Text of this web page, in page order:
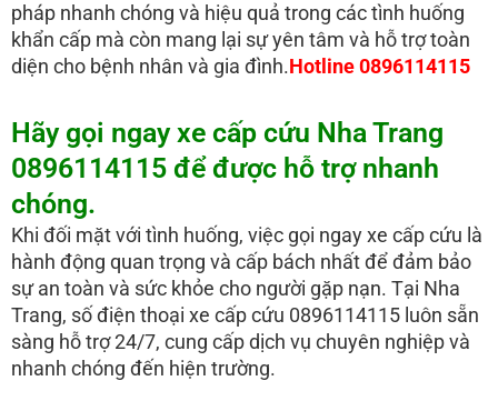
pháp nhanh chóng và hiệu quả trong các tình huống
khẩn cấp mà còn mang lại sự yên tâm và hỗ trợ toàn
diện cho bệnh nhân và gia đình.Hotline 0896114115
Hãy gọi ngay xe cấp cứu Nha Trang
0896114115 để được hỗ trợ nhanh
chóng.
Khi đối mặt với tình huống, việc gọi ngay xe cấp cứu là
hành động quan trọng và cấp bách nhất để đảm bảo
sự an toàn và sức khỏe cho người gặp nạn. Tại Nha
Trang, số điện thoại xe cấp cứu 0896114115 luôn sẵn
sàng hỗ trợ 24/7, cung cấp dịch vụ chuyên nghiệp và
nhanh chóng đến hiện trường.